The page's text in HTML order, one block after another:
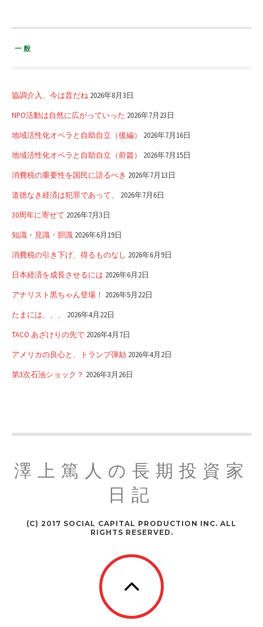
一般
協調介入、今は昔だね 2026年8月3日
NPO活動は自然に広がっていった 2026年7月23日
地域活性化オペラと自助自立（後編） 2026年7月16日
地域活性化オペラと自助自立（前篇） 2026年7月15日
消費税の重要性を国民に語るべき 2026年7月13日
道徳なき経済は犯罪であって、 2026年7月6日
30周年に寄せて 2026年7月3日
知識・見識・胆識 2026年6月19日
消費税の引き下げ、得るものなし 2026年6月9日
日本経済を成長させるには 2026年6月2日
アナリスト黒ちゃん登場！ 2026年5月22日
たまには、、、 2026年4月22日
TACO あざけりの先で 2026年4月7日
アメリカの良心と、トランプ弾劾 2026年4月2日
第3次石油ショック？ 2026年3月26日
澤上篤人の長期投資家
日記
(C) 2017 SOCIAL CAPITAL PRODUCTION INC. ALL
RIGHTS RESERVED.